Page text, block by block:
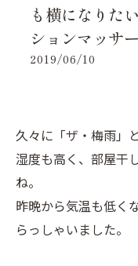
も横になりた
ションマッサ
2019/06/10
久々に「ザ・梅雨」
湿度も高く、部屋干
ね。
昨晩から気温も低く
らっしゃいました。